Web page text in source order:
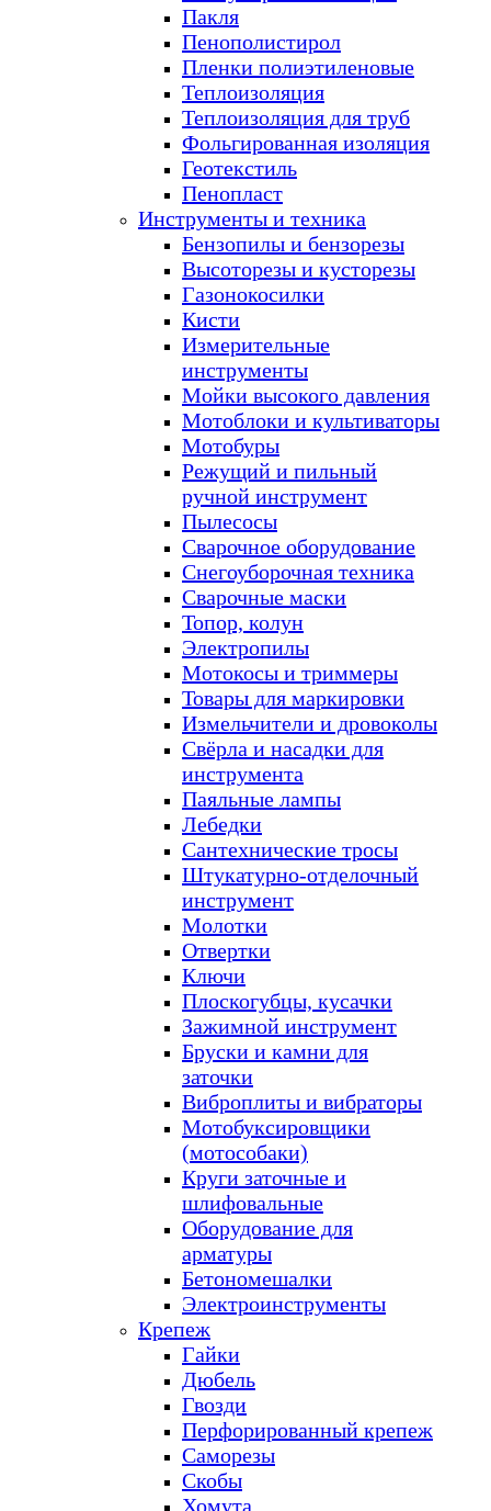
Пакля
Пенополистирол
Пленки полиэтиленовые
Теплоизоляция
Теплоизоляция для труб
Фольгированная изоляция
Геотекстиль
Пенопласт
Инструменты и техника
Бензопилы и бензорезы
Высоторезы и кусторезы
Газонокосилки
Кисти
Измерительные
инструменты
Мойки высокого давления
Мотоблоки и культиваторы
Мотобуры
Режущий и пильный
ручной инструмент
Пылесосы
Сварочное оборудование
Снегоуборочная техника
Сварочные маски
Топор, колун
Электропилы
Мотокосы и триммеры
Товары для маркировки
Измельчители и дровоколы
Свёрла и насадки для
инструмента
Паяльные лампы
Лебедки
Сантехнические тросы
Штукатурно-отделочный
инструмент
Молотки
Отвертки
Ключи
Плоскогубцы, кусачки
Зажимной инструмент
Бруски и камни для
заточки
Виброплиты и вибраторы
Мотобуксировщики
(мотособаки)
Круги заточные и
шлифовальные
Оборудование для
арматуры
Бетономешалки
Электроинструменты
Крепеж
Гайки
Дюбель
Гвозди
Перфорированный крепеж
Саморезы
Скобы
Хомута